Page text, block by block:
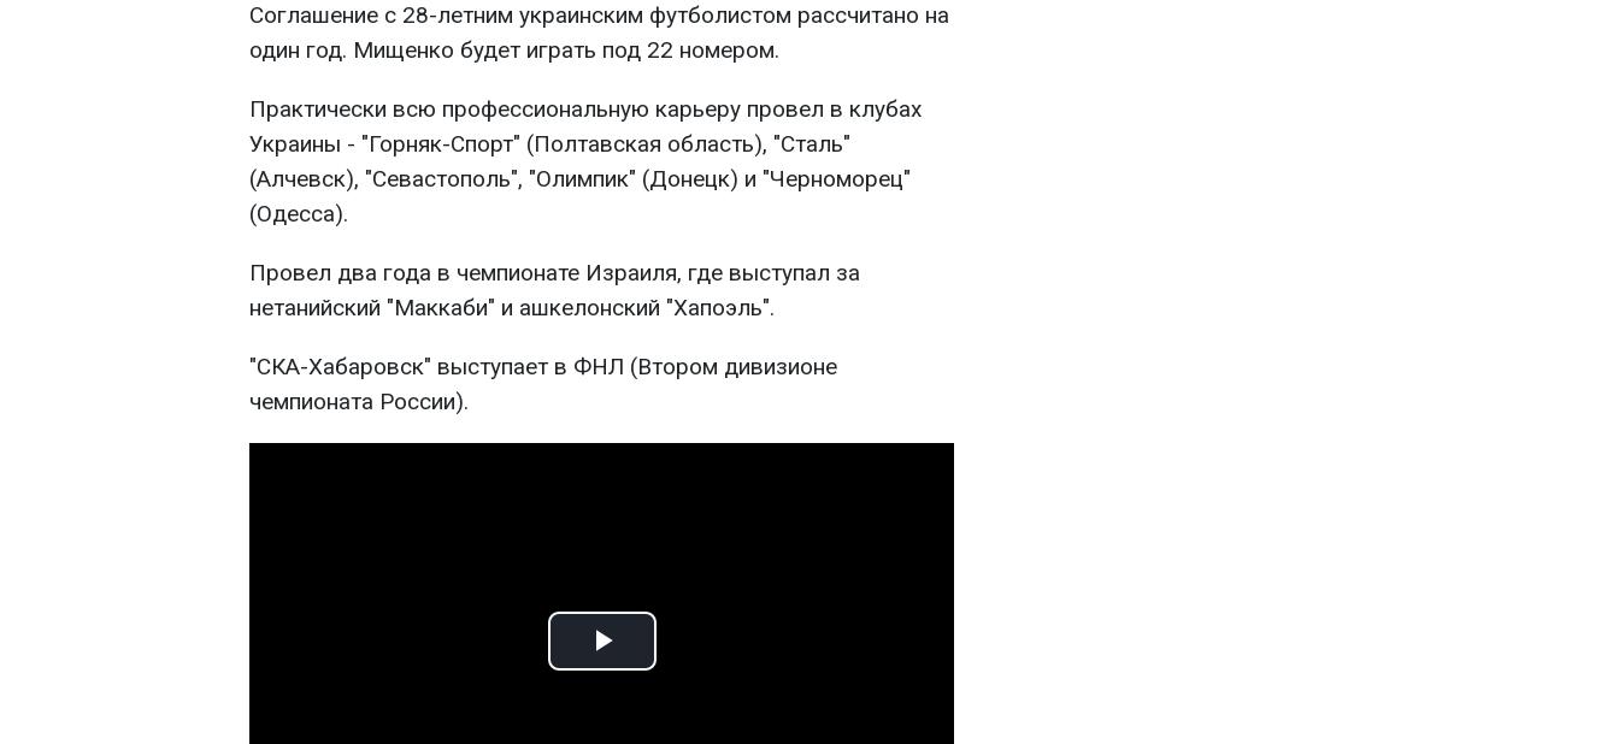
Соглашение с 28-летним украинским футболистом рассчитано на
один год. Мищенко будет играть под 22 номером.
Практически всю профессиональную карьеру провел в клубах
Украины - "Горняк-Спорт" (Полтавская область), "Сталь"
(Алчевск), "Севастополь", "Олимпик" (Донецк) и "Черноморец"
(Одесса).
Провел два года в чемпионате Израиля, где выступал за
нетанийский "Маккаби" и ашкелонский "Хапоэль".
"СКА-Хабаровск" выступает в ФНЛ (Втором дивизионе
чемпионата России).
Play